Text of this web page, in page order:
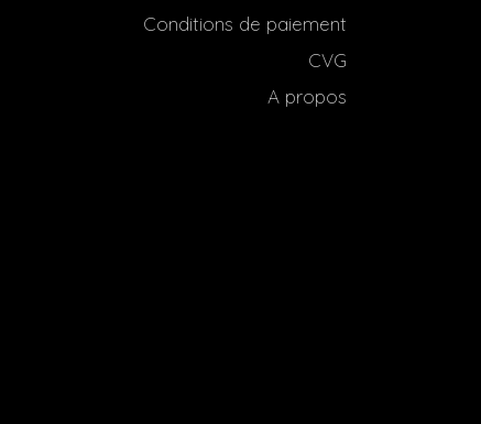
Conditions de paiement
CVG
A propos